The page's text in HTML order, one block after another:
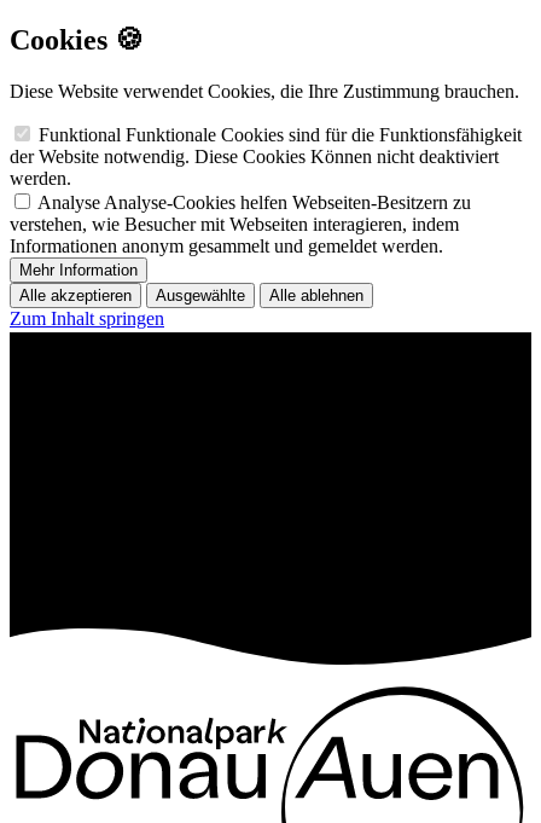
Cookies 🍪
Diese Website verwendet Cookies, die Ihre Zustimmung brauchen.
Funktional Funktionale Cookies sind für die Funktionsfähigkeit
der Website notwendig. Diese Cookies Können nicht deaktiviert
werden.
Analyse Analyse-Cookies helfen Webseiten-Besitzern zu
verstehen, wie Besucher mit Webseiten interagieren, indem
Informationen anonym gesammelt und gemeldet werden.
Mehr Information
Alle akzeptieren
Ausgewählte Alle ablehnen
Zum Inhalt springen